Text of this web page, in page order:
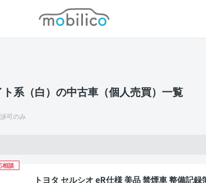
モビリコ
系（白）の中古車（個人売買）一覧
可のみ
相談
トヨタ セルシオ eR仕様 美品 禁煙車 整備記録簿あり メーカーオプションナビ 本革シート TV ワ